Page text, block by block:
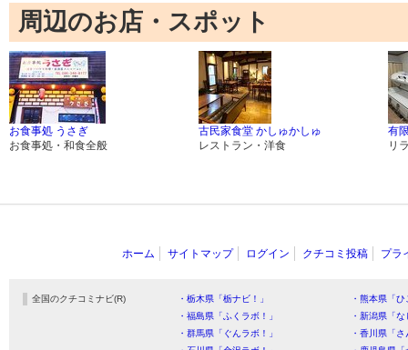
周辺のお店・スポット
お食事処 うさぎ
お食事処・和食全般
古民家食堂 かしゅかしゅ
レストラン・洋食
有
リ
ホーム サイトマップ ログイン クチコミ投稿 プラ
全国のクチコミナビ(R) ・栃木県「栃ナビ！」
・熊本県「
・福島県「ふくラボ！」
・新潟県「
・群馬県「ぐんラボ！」
・香川県「